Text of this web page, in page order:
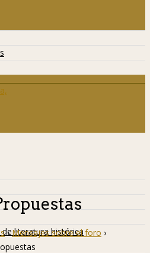
literatura histórica
› Mensajes sobre el foro ›